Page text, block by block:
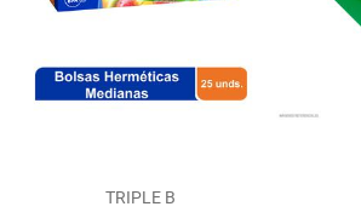
TRIPLE B